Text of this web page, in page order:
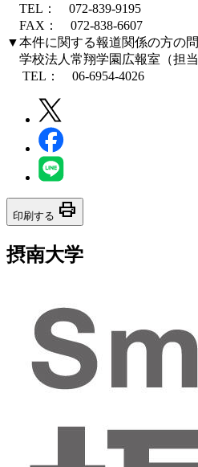
TEL： 072-839-9195
FAX： 072-838-6607
▼本件に関する報道関係の方の
学校法人常翔学園広報室（担当
TEL： 06-6954-4026
印刷する print
摂南大学